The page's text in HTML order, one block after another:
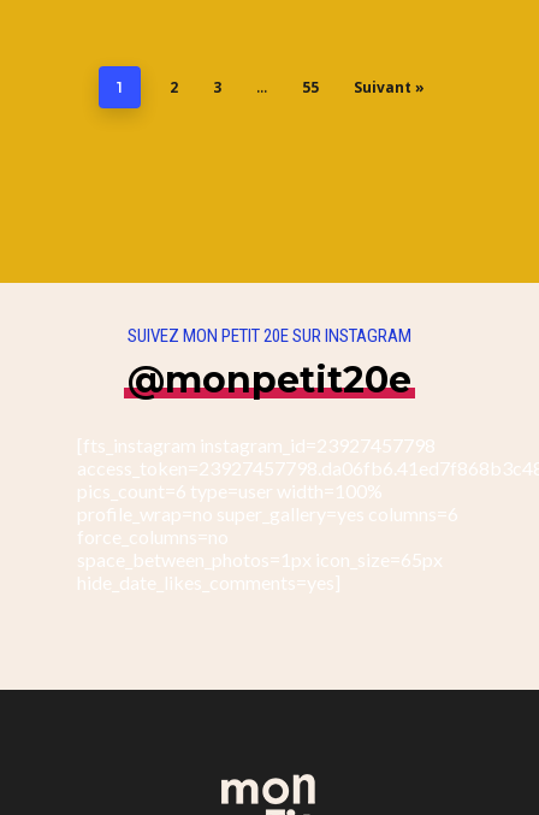
1 2 3 … 55 Suivant »
SUIVEZ MON PETIT 20E SUR INSTAGRAM
@monpetit20e
[fts_instagram instagram_id=23927457798
pics_count=6 type=user width=100%
profile_wrap=no super_gallery=yes columns=6
force_columns=no
space_between_photos=1px icon_size=65px
hide_date_likes_comments=yes]